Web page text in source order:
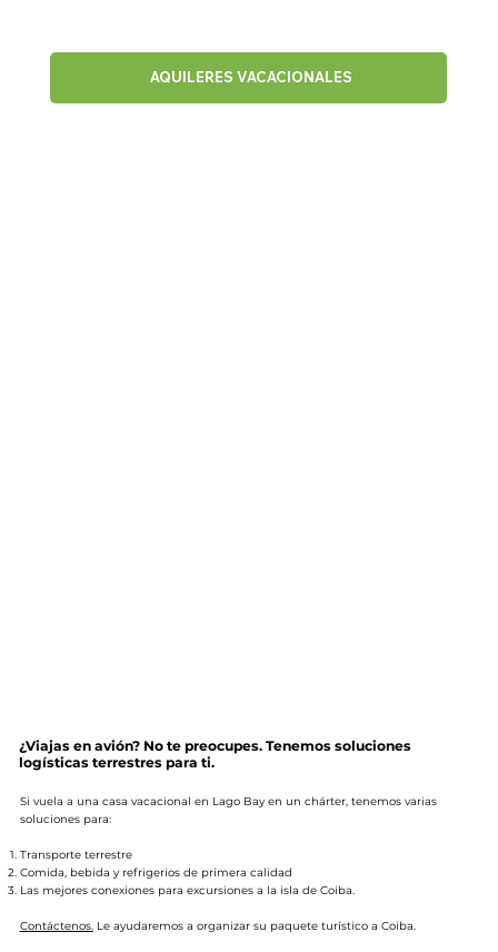
COIBA
AQUILERES VACACIONALES
¿Viajas en avión? No te preocupes. Tenemos soluciones
logísticas terrestres para ti.
Si vuela a una casa vacacional en Lago Bay en un chárter, tenemos varias
soluciones para:
Transporte terrestre
Comida, bebida y refrigerios de primera calidad
Las mejores conexiones para excursiones a la isla de Coiba.
Contáctenos.Le ayudaremos a organizar su paquete turístico a Coiba.